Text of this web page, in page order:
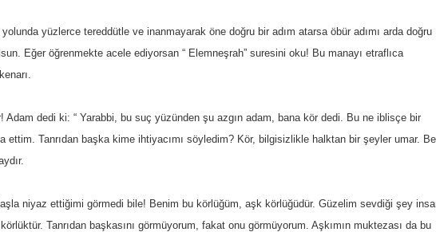
yüzlerce tereddütle ve inanmayarak öne doğru bir adım atarsa öbür adımı arda doğru
Eğer öğrenmekte acele ediyorsan “ Elemneşrah” suresini oku! Bu manayı etraflıca
dedi ki: “ Yarabbi, bu suç yüzünden şu azgın adam, bana kör dedi. Bu ne iblisçe bir
ettim. Tanrıdan başka kime ihtiyacımı söyledim? Kör, bilgisizlikle halktan bir şeyler umar.
niyaz ettiğimi görmedi bile! Benim bu körlüğüm, aşk körlüğüdür. Güzelim sevdiği şey
Tanrıdan başkasını görmüyorum, fakat onu görmüyorum. Aşkımın muktezası da bu